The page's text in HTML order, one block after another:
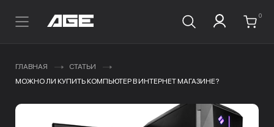
0
ГЛАВНАЯ
СТАТЬИ
МОЖНО ЛИ КУПИТЬ КОМПЬЮТЕР В ИНТЕРНЕТ МАГАЗИНЕ?